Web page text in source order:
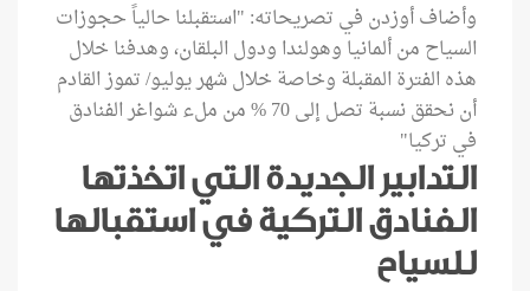
وأضاف أوزدن في تصريحاته: "استقبلنا حالياً حجوزات
السياح من ألمانيا وهولندا ودول البلقان، وهدفنا خلال
هذه الفترة المقبلة وخاصة خلال شهر يوليو/ تموز القادم
أن نحقق نسبة تصل إلى 70 % من ملء شواغر الفنادق
في تركيا"
التدابير الجديدة التي اتخذتها
الفنادق التركية في استقبالها
للسياح